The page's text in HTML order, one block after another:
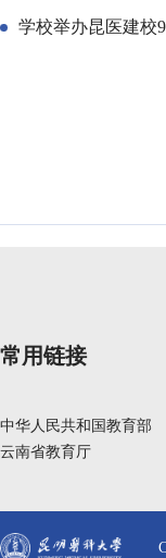
学校举办昆医建校
常用链接
中华人民共和国教育部
云南省教育厅